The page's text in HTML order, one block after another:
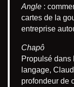
Angle :
cartes de la
entreprise
Chapô
Propulsé dans
langage,
profondeur de